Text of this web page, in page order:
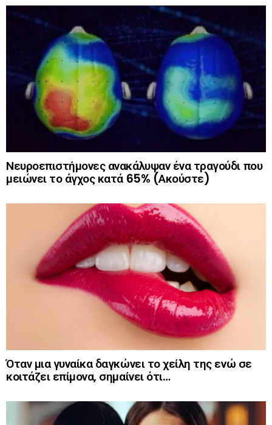
Νευροεπιστήμονες ανακάλυψαν ένα τραγούδι που
μειώνει το άγχος κατά 65% (Ακούστε)
Όταν μια γυναίκα δαγκώνει το χείλη της ενώ σε
κοιτάζει επίμονα, σημαίνει ότι…